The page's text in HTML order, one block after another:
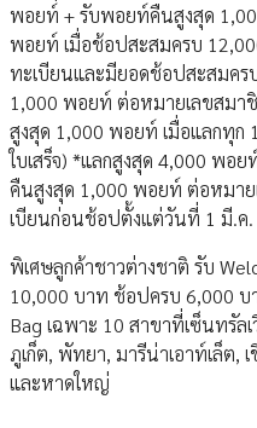
พอยท์ + รับพอยท์คืนสูงสุด
พอยท์ เมื่อช้อปสะสมครบ
ทะเบียนและมียอดช้อปสะสมค
1,000 พอยท์ ต่อหมายเลขสม
สูงสุด 1,000 พอยท์ เมื่อแลกทุ
ใบเสร็จ) *แลกสูงสุด 4,000 พอ
คืนสูงสุด 1,000 พอยท์ ต่อหมา
เบียนก่อนช้อปตั้งแต่วันที่ 1 มี.ค
พิเศษลูกค้าชาวต่างชาติ รับ
10,000 บาท ช้อปครบ 6,000 บ
Bag เฉพาะ 10 สาขาที่เซ็นทรัล
ภูเก็ต, พัทยา, มารีน่าเอาท์เล็ต,
และหาดใหญ่